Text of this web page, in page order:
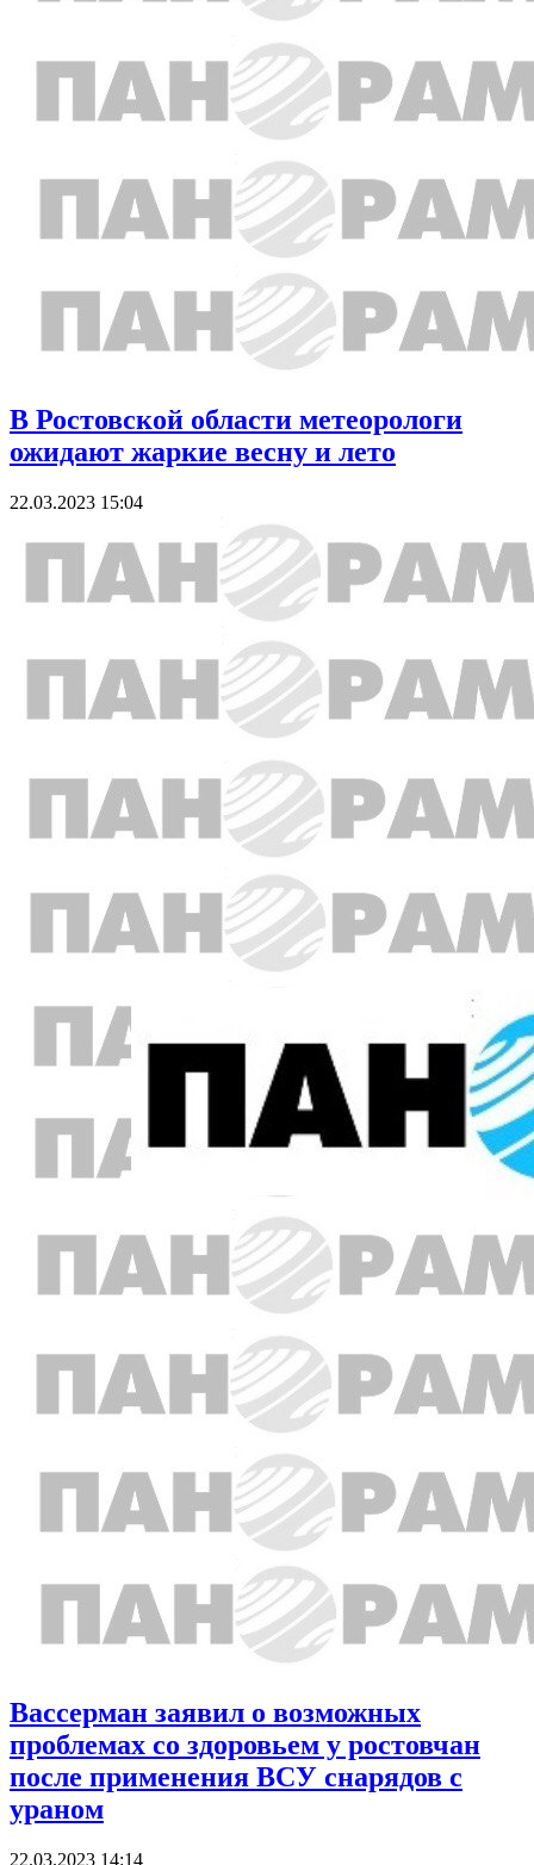
В Ростовской области метеорологи
ожидают жаркие весну и лето
22.03.2023 15:04
Вассерман заявил о возможных
проблемах со здоровьем у ростовчан
после применения ВСУ снарядов с
ураном
22.03.2023 14:14